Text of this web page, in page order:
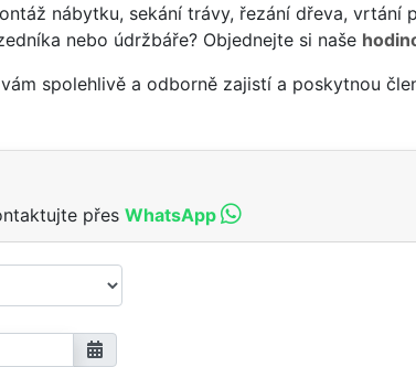
nábytku, sekání trávy, řezání dřeva, vrtání
nebo údržbáře? Objednejte si naše
spolehlivě a odborně zajistí a poskytnou
přes WhatsApp